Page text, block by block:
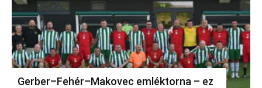
Gerber–Fehér–Makovec emléktorna – ez